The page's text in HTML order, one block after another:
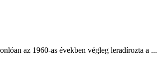
az 1960-as években végleg leradírozta a ...